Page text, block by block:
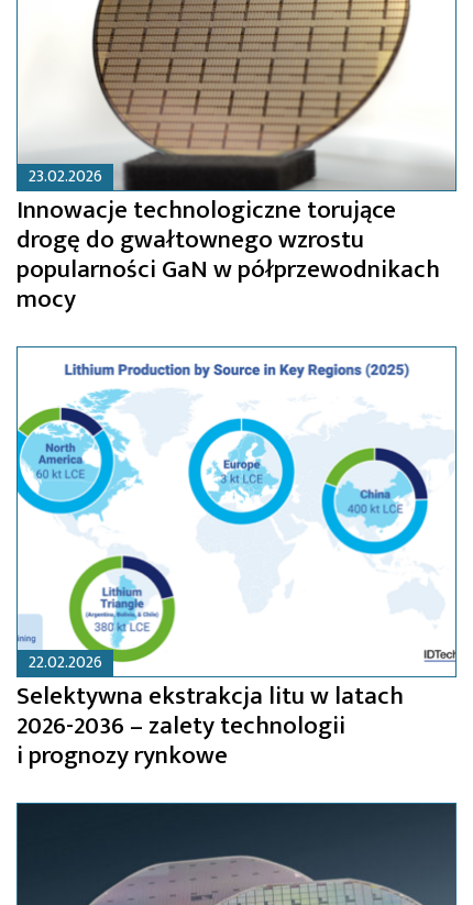
23.02.2026
Innowacje technologiczne torujące
drogę do gwałtownego wzrostu
popularności GaN w półprzewodnikach
mocy
22.02.2026
Selektywna ekstrakcja litu w latach
2026-2036 – zalety technologii
i prognozy rynkowe